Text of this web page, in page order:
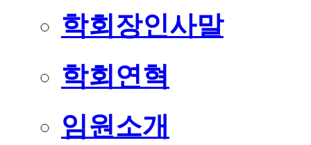
학회장인사말
학회연혁
임원소개